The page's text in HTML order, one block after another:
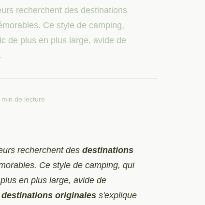
recherchent des destinations
Ce style de camping,
de plus en plus large, avide de
min de lecture
recherchent des destinations
Ce style de camping, qui
en plus large, avide de
destinations originales s'explique